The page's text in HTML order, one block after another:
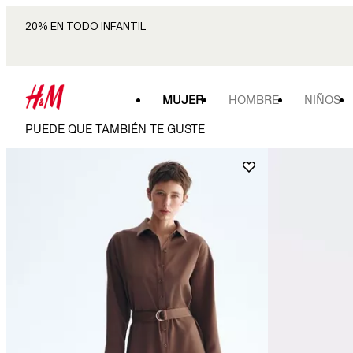
20% EN TODO INFANTIL
MUJER HOMBRE NIÑOS
PUEDE QUE TAMBIÉN TE GUSTE